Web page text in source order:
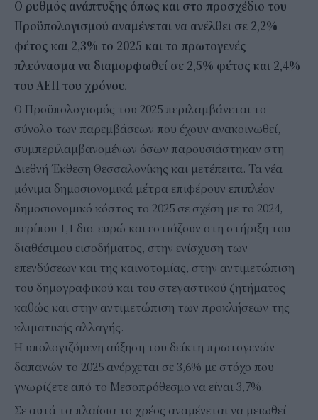
Ο ρυθμός ανάπτυξης όπως και στο προσχέδιο του
Προϋπολογισμού αναμένεται να ανέλθει σε 2,2%
φέτος και 2,3% το 2025 και το πρωτογενές
πλεόνασμα να διαμορφωθεί σε 2,5% φέτος και 2,4%
του ΑΕΠ του χρόνου.
Ο Προϋπολογισμός του 2025 περιλαμβάνεται το
σύνολο των παρεμβάσεων που έχουν ανακοινωθεί,
συμπεριλαμβανομένων όσων παρουσιάστηκαν στη
Διεθνή Έκθεση Θεσσαλονίκης και μετέπειτα. Τα νέα
μόνιμα δημοσιονομικά μέτρα επιφέρουν επιπλέον
δημοσιονομικό κόστος το 2025 σε σχέση με το 2024,
περίπου 1,1 δισ. ευρώ και εστιάζουν στη στήριξη του
διαθέσιμου εισοδήματος, στην ενίσχυση των
επενδύσεων και της καινοτομίας, στην αντιμετώπιση
του δημογραφικού και του στεγαστικού ζητήματος
καθώς και στην αντιμετώπιση των προκλήσεων της
κλιματικής αλλαγής.
Η υπολογιζόμενη αύξηση του δείκτη πρωτογενών
δαπανών το 2025 ανέρχεται σε 3,6% με στόχο που
γνωρίζετε από το Μεσοπρόθεσμο να είναι 3,7%.
Σε αυτά τα πλαίσια το χρέος αναμένεται να μειωθεί